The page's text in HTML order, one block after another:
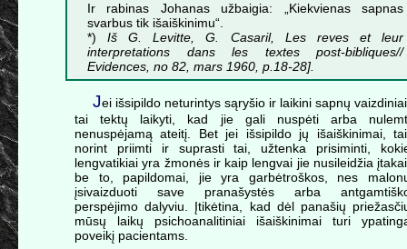
Ir rabinas Johanas užbaigia: „Kiekvienas sapnas
svarbus tik išaiškinimu“.
*)Iš G. Levitte, G. Casaril, Les reves et leur
interpretations dans les textes post-bibliques//
Evidences, no 82, mars 1960, p.18-28].
Jei išsipildo neturintys sąryšio ir laikini sapnų
tai tektų laikyti, kad jie gali nuspėti arba
nenuspėjamą ateitį. Bet jei išsipildo jų išaiškinimai,
norint priimti ir suprasti tai, užtenka prisiminti,
lengvatikiai yra žmonės ir kaip lengvai jie nusileidžia
be to, papildomai, jie yra garbėtroškos, nes
įsivaizduoti save pranašystės arba
perspėjimo dalyviu. Įtikėtina, kad dėl panašių
mūsų laikų psichoanalitiniai išaiškinimai turi
poveikį pacientams.